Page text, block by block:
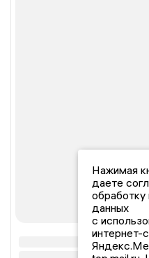
Нажимая
даете
обработку
данных
с
интернет-